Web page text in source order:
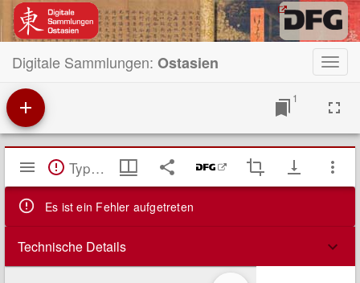
Digitale Sammlungen: Ostasien
1
Mirador
Viewer TypeError: Failed to fetch
Es ist ein Fehler aufgetreten
Technische Details